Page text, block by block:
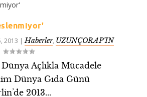
2013 |Haberler, UZUNÇORAP’IN
|
Açlıkla Mücadele
Dünya Gıda Günü
2013...